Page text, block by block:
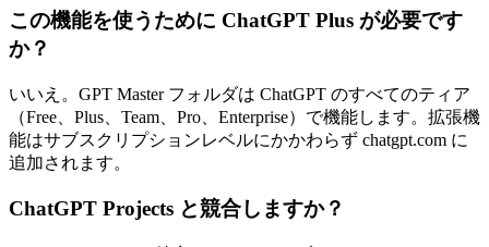
この機能を使うために ChatGPT Plus が必要です
か？
いいえ。GPT Master フォルダは ChatGPT のすべてのティア
（Free、Plus、Team、Pro、Enterprise）で機能します。拡張機
能はサブスクリプションレベルにかかわらず chatgpt.com に
追加されます。
ChatGPT Projects と競合しますか？